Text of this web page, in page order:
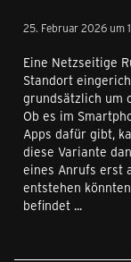
25. Februar 2026 um
Eine Netzseitige
Standort
grundsätzlich um
Ob es im
Apps dafür gibt,
diese Variante
eines Anrufs erst
entstehen
befindet ...